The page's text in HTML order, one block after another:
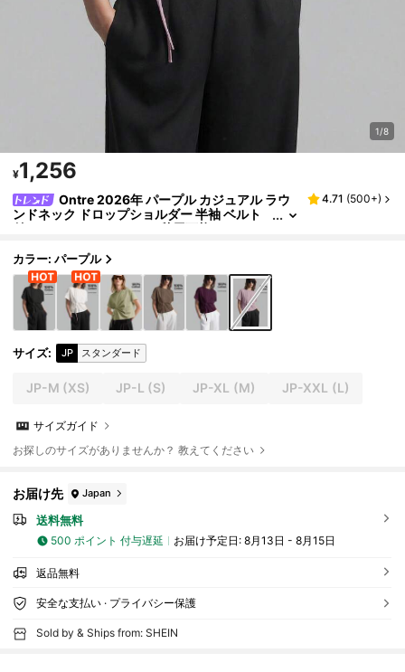
1/8
¥1,256
Ontre 2026年 パープル カジュアル ラウ
ンドネック ドロップショルダー 半袖 ベルト
付きTシャツ、レディース秋用万能カジュア
4.71 (500+)
カラー: パープル
サイズ: JP スタンダード
JP-M (XS) JP-L (S) JP-XL (M) JP-XXL (L)
サイズガイド
お探しのサイズがありませんか？ 教えてください
お届け先 Japan
送料無料
500 ポイント 付与遅延 お届け予定日: 8月13日 - 8月15日
返品無料
安全な支払い · プライバシー保護
Sold by & Ships from: SHEIN